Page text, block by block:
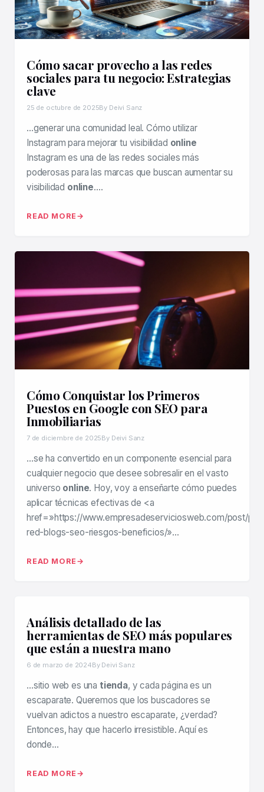
Cómo sacar provecho a las redes
sociales para tu negocio: Estrategias
clave
25 de octubre de 2025By Deivi Sanz
…generar una comunidad leal. Cómo utilizar
Instagram para mejorar tu visibilidad online
Instagram es una de las redes sociales más
poderosas para las marcas que buscan aumentar su
visibilidad online….
READ MORE
Cómo Conquistar los Primeros
Puestos en Google con SEO para
Inmobiliarias
7 de diciembre de 2025By Deivi Sanz
…se ha convertido en un componente esencial para
cualquier negocio que desee sobresalir en el vasto
universo online. Hoy, voy a enseñarte cómo puedes
aplicar técnicas efectivas de <a
href=»https://www.empresadeserviciosweb.com/post/
red-blogs-seo-riesgos-beneficios/»…
READ MORE
Análisis detallado de las
herramientas de SEO más populares
que están a nuestra mano
6 de marzo de 2024By Deivi Sanz
…sitio web es una tienda, y cada página es un
escaparate. Queremos que los buscadores se
vuelvan adictos a nuestro escaparate, ¿verdad?
Entonces, hay que hacerlo irresistible. Aquí es
donde…
READ MORE